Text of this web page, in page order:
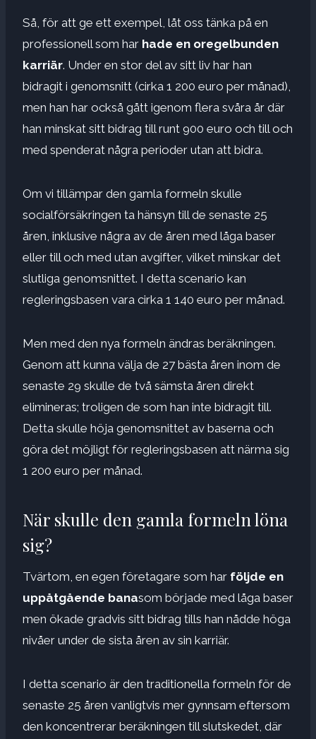
Så, för att ge ett exempel, låt oss tänka på en
professionell som har hade en oregelbunden
karriär. Under en stor del av sitt liv har han
bidragit i genomsnitt (cirka 1 200 euro per månad),
men han har också gått igenom flera svåra år där
han minskat sitt bidrag till runt 900 euro och till och
med spenderat några perioder utan att bidra.
Om vi ​​tillämpar den gamla formeln skulle
socialförsäkringen ta hänsyn till de senaste 25
åren, inklusive några av de åren med låga baser
eller till och med utan avgifter, vilket minskar det
slutliga genomsnittet. I detta scenario kan
regleringsbasen vara cirka 1 140 euro per månad.
Men med den nya formeln ändras beräkningen.
Genom att kunna välja de 27 bästa åren inom de
senaste 29 skulle de två sämsta åren direkt
elimineras; troligen de som han inte bidragit till.
Detta skulle höja genomsnittet av baserna och
göra det möjligt för regleringsbasen att närma sig
1 200 euro per månad.
När skulle den gamla formeln löna
sig?
Tvärtom, en egen företagare som har följde en
uppåtgående banasom började med låga baser
men ökade gradvis sitt bidrag tills han nådde höga
nivåer under de sista åren av sin karriär.
I detta scenario är den traditionella formeln för de
senaste 25 åren vanligtvis mer gynnsam eftersom
den koncentrerar beräkningen till slutskedet, där